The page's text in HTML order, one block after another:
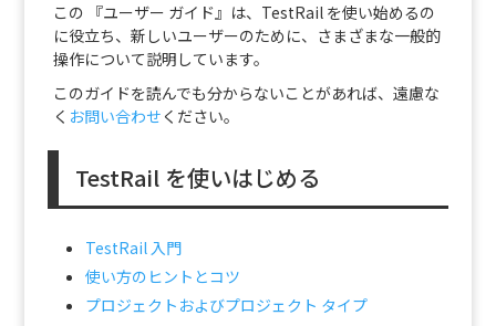
この 『ユーザー ガイド』は、TestRail を使い始めるの
に役立ち、新しいユーザーのために、さまざまな一般的
操作について説明しています。
このガイドを読んでも分からないことがあれば、遠慮な
く お問い合わせ ください。
TestRail を使いはじめる
TestRail 入門
使い方のヒントとコツ
プロジェクトおよびプロジェクト タイプ